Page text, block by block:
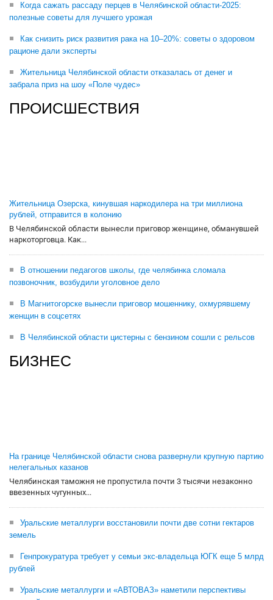
Когда сажать рассаду перцев в Челябинской области-2025:
полезные советы для лучшего урожая
Как снизить риск развития рака на 10–20%: советы о здоровом
рационе дали эксперты
Жительница Челябинской области отказалась от денег и
забрала приз на шоу «Поле чудес»
ПРОИСШЕСТВИЯ
Жительница Озерска, кинувшая наркодилера на три миллиона
рублей, отправится в колонию
В Челябинской области вынесли приговор женщине, обманувшей
наркоторговца. Как...
В отношении педагогов школы, где челябинка сломала
позвоночник, возбудили уголовное дело
В Магнитогорске вынесли приговор мошеннику, охмурявшему
женщин в соцсетях
В Челябинской области цистерны с бензином сошли с рельсов
БИЗНЕС
На границе Челябинской области снова развернули крупную партию
нелегальных казанов
Челябинская таможня не пропустила почти 3 тысячи незаконно
ввезенных чугунных...
Уральские металлурги восстановили почти две сотни гектаров
земель
Генпрокуратура требует у семьи экс-владельца ЮГК еще 5 млрд
рублей
Уральские металлурги и «АВТОВАЗ» наметили перспективы